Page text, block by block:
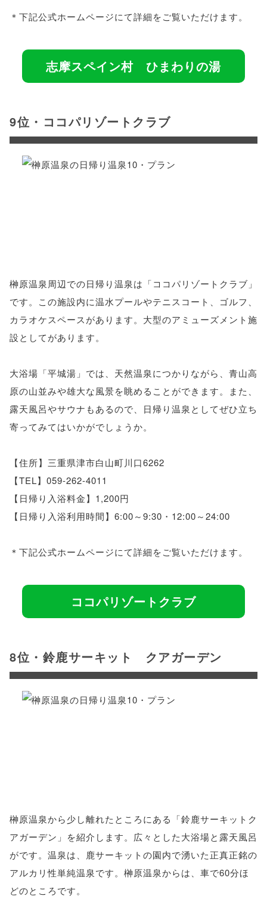
＊下記公式ホームページにて詳細をご覧いただけます。
志摩スペイン村 ひまわりの湯
9位・ココパリゾートクラブ
榊原温泉周辺での日帰り温泉は「ココパリゾートクラブ」
です。この施設内に温水プールやテニスコート、ゴルフ、
カラオケスペースがあります。大型のアミューズメント施
設としてがあります。
大浴場「平城湯」では、天然温泉につかりながら、青山高
原の山並みや雄大な風景を眺めることができます。また、
露天風呂やサウナもあるので、日帰り温泉としてぜひ立ち
寄ってみてはいかがでしょうか。
【住所】三重県津市白山町川口6262
【TEL】059-262-4011
【日帰り入浴料金】1,200円
【日帰り入浴利用時間】6:00～9:30・12:00～24:00
＊下記公式ホームページにて詳細をご覧いただけます。
ココパリゾートクラブ
8位・鈴鹿サーキット クアガーデン
榊原温泉から少し離れたところにある「鈴鹿サーキットク
アガーデン」を紹介します。広々とした大浴場と露天風呂
がです。温泉は、鹿サーキットの園内で湧いた正真正銘の
アルカリ性単純温泉です。榊原温泉からは、車で60分ほ
どのところです。